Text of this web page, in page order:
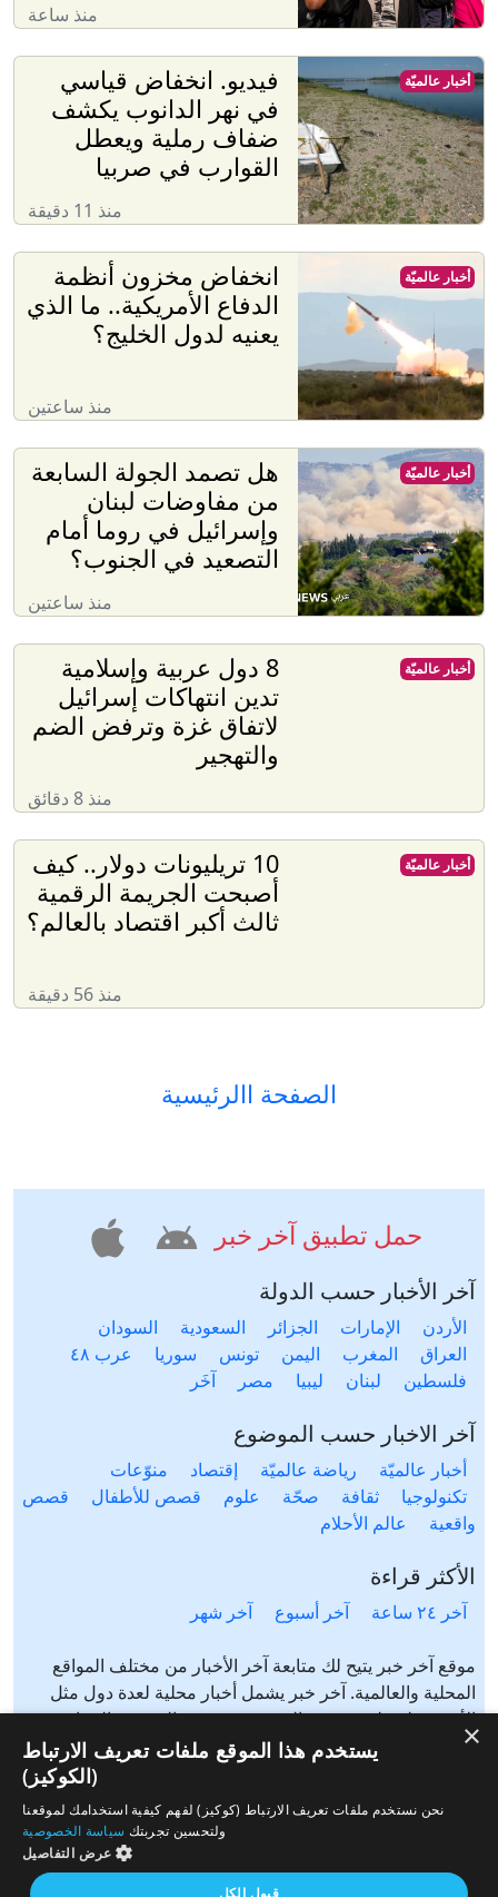
منذ ساعة
فيديو. انخفاض قياسي
في نهر الدانوب يكشف
ضفاف رملية ويعطل
القوارب في صربيا
منذ 11 دقيقة
أخبار عالميّة
انخفاض مخزون أنظمة
الدفاع الأمريكية.. ما الذي
يعنيه لدول الخليج؟
منذ ساعتين
أخبار عالميّة
هل تصمد الجولة السابعة
من مفاوضات لبنان
وإسرائيل في روما أمام
التصعيد في الجنوب؟
منذ ساعتين
أخبار عالميّة
8 دول عربية وإسلامية
تدين انتهاكات إسرائيل
لاتفاق غزة وترفض الضم
والتهجير
منذ 8 دقائق
أخبار عالميّة
10 تريليونات دولار.. كيف
أصبحت الجريمة الرقمية
ثالث أكبر اقتصاد بالعالم؟
منذ 56 دقيقة
أخبار عالميّة
الصفحة االرئيسية
حمل تطبيق آخر خبر
آخر الأخبار حسب الدولة
الأردن الإمارات الجزائر السعودية
السودان
العراق
المغرب اليمن تونس سوريا
عرب ٤٨
فلسطين
لبنان ليبيا مصر آخَر
آخر الاخبار حسب الموضوع
أخبار عالميّة رياضة عالميّة إقتصاد
منوّعات
تكنولوجيا
ثقافة صحّة علوم قصص للأطفال
قصص
واقعية
عالم الأحلام
الأكثر قراءة
آخر ٢٤ ساعة آخر أسبوع آخر شهر
موقع آخر خبر يتيح لك متابعة آخر الأخبار من مختلف المواقع
المحلية والعالمية. آخر خبر يشمل أخبار محلية لعدة دول مثل
الأردن، فلسطين، مصر، السعودية، تونس، المغرب، الجزائر،
عرب ٤٨، لبنان، العراق، اليمن وغيرها آخر خبر يتيح متابعة أخبار
من شتى المواضيع مثل: أخبار محلية، أخبار عالمية، رياضة،
إقتصاد، ثقافة، منوعات وغيرها تابع الأخبار المحلية والعالمية من
مختلف المواقع الإخبارية: الجزيرة، العربية، بي بي سي، سي ان
×
يستخدم هذا الموقع ملفات تعريف الارتباط
(الكوكيز)
نحن نستخدم ملفات تعريف الارتباط (كوكيز) لفهم كيفية استخدامك لموقعنا
ولتحسين تجربتك سياسة الخصوصية
عرض التفاصيل
قبول الكل